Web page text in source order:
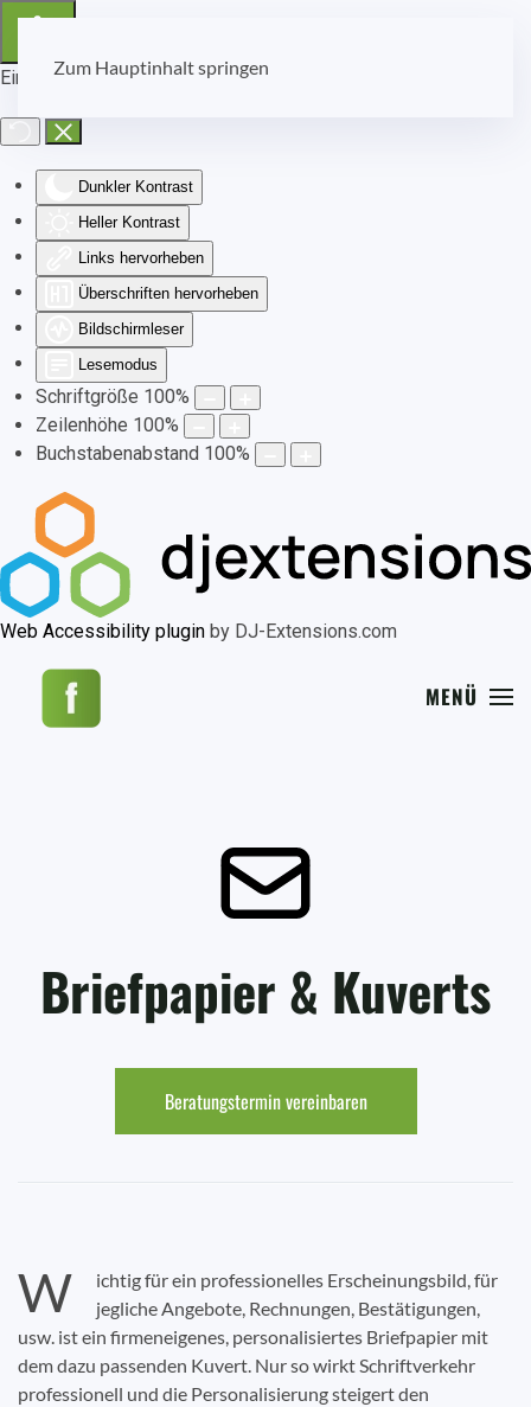
Eingabehilfen öffnen
Dunkler Kontrast
Heller Kontrast
Links hervorheben
Überschriften hervorheben
Bildschirmleser
Lesemodus
Schriftgröße 100%
Zeilenhöhe 100%
Buchstabenabstand 100%
Web Accessibility plugin by DJ-Extensions.com
Zum Hauptinhalt springen
MENÜ
Briefpapier & Kuverts
Beratungstermin vereinbaren
W
ichtig für ein professionelles Erscheinungsbild, für
jegliche Angebote, Rechnungen, Bestätigungen,
usw. ist ein firmeneigenes, personalisiertes Briefpapier mit
dem dazu passenden Kuvert. Nur so wirkt Schriftverkehr
professionell und die Personalisierung steigert den